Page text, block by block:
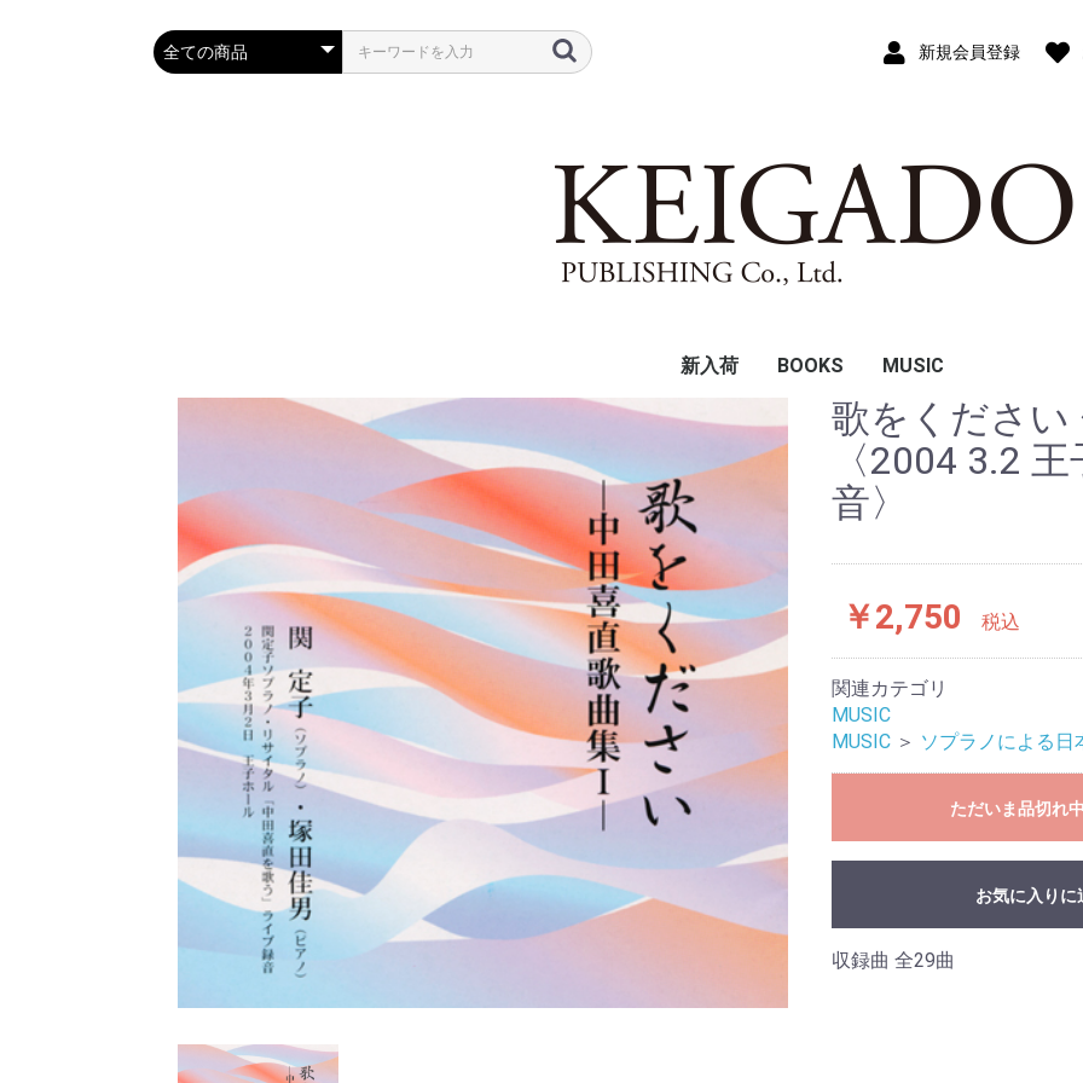
新規会員登録
新入荷 BOOKS
人文系書籍
音楽・美術系書籍
運動科学系書籍
過去の作品集：品切れ
重版未定
MUSIC
聖歌
ソプラノによる日本歌
曲集
歌をください
〈2004 3.2
音〉
￥2,750 税込
関連カテゴリ
MUSIC
MUSIC ＞ ソプラノによる日
ただいま品切れ中
お気に入りに
収録曲 全29曲